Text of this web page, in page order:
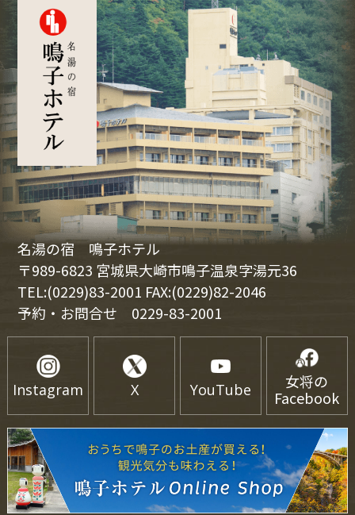
名湯の宿 鳴子ホテル
〒989-6823 宮城県大崎市鳴子温泉字湯元36
TEL:(0229)83-2001 FAX:(0229)82-2046
予約・お問合せ 0229-83-2001
Instagram X YouTube
女将の
Facebook